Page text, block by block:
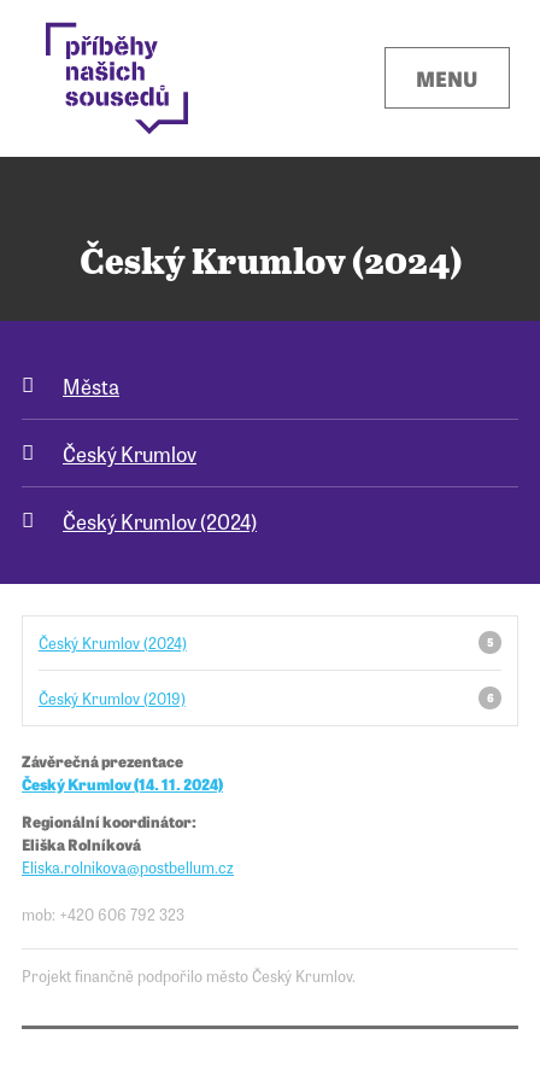
MENU
Kontakty
Místa
O projektu
Pro města
Příběhy našich sousedů
Český Krumlov (2024)
Města
Český Krumlov
Český Krumlov (2024)
Český Krumlov (2024) 5
Český Krumlov (2019) 6
Závěrečná prezentace
Český Krumlov (14. 11. 2024)
Regionální koordinátor:
Eliška Rolníková
Eliska.rolnikova@​​postbellum.cz
mob: +420 606 792 323
Projekt finančně podpořilo město Český Krumlov.